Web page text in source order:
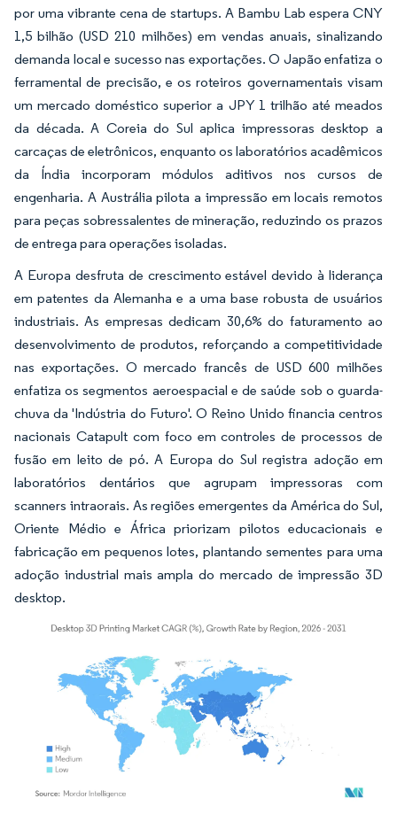
por uma vibrante cena de startups. A Bambu Lab espera CNY
1,5 bilhão (USD 210 milhões) em vendas anuais, sinalizando
demanda local e sucesso nas exportações. O Japão enfatiza o
ferramental de precisão, e os roteiros governamentais visam
um mercado doméstico superior a JPY 1 trilhão até meados
da década. A Coreia do Sul aplica impressoras desktop a
carcaças de eletrônicos, enquanto os laboratórios acadêmicos
da Índia incorporam módulos aditivos nos cursos de
engenharia. A Austrália pilota a impressão em locais remotos
para peças sobressalentes de mineração, reduzindo os prazos
de entrega para operações isoladas.
A Europa desfruta de crescimento estável devido à liderança
em patentes da Alemanha e a uma base robusta de usuários
industriais. As empresas dedicam 30,6% do faturamento ao
desenvolvimento de produtos, reforçando a competitividade
nas exportações. O mercado francês de USD 600 milhões
enfatiza os segmentos aeroespacial e de saúde sob o guarda-
chuva da 'Indústria do Futuro'. O Reino Unido financia centros
nacionais Catapult com foco em controles de processos de
fusão em leito de pó. A Europa do Sul registra adoção em
laboratórios dentários que agrupam impressoras com
scanners intraorais. As regiões emergentes da América do Sul,
Oriente Médio e África priorizam pilotos educacionais e
fabricação em pequenos lotes, plantando sementes para uma
adoção industrial mais ampla do mercado de impressão 3D
desktop.